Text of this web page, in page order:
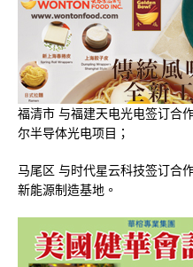
福清市 与福建天电光电签订合
尔半导体光电项目；
马尾区 与时代星云科技签订合
新能源制造基地。